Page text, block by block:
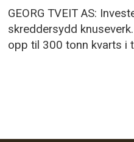
GEORG TVEIT AS:
skreddersydd
opp til 300 tonn kvarts i